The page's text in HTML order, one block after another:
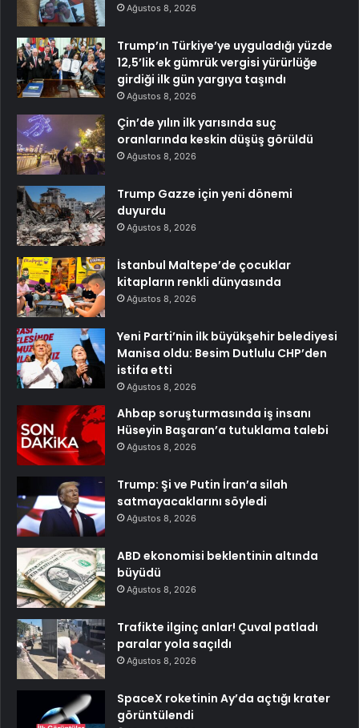
Ağustos 8, 2026
Trump’ın Türkiye’ye uyguladığı yüzde
12,5’lik ek gümrük vergisi yürürlüğe
girdiği ilk gün yargıya taşındı
Ağustos 8, 2026
Çin’de yılın ilk yarısında suç
oranlarında keskin düşüş görüldü
Ağustos 8, 2026
Trump Gazze için yeni dönemi
duyurdu
Ağustos 8, 2026
İstanbul Maltepe’de çocuklar
kitapların renkli dünyasında
Ağustos 8, 2026
Yeni Parti’nin ilk büyükşehir belediyesi
Manisa oldu: Besim Dutlulu CHP’den
istifa etti
Ağustos 8, 2026
Ahbap soruşturmasında iş insanı
Hüseyin Başaran’a tutuklama talebi
Ağustos 8, 2026
Trump: Şi ve Putin İran’a silah
satmayacaklarını söyledi
Ağustos 8, 2026
ABD ekonomisi beklentinin altında
büyüdü
Ağustos 8, 2026
Trafikte ilginç anlar! Çuval patladı
paralar yola saçıldı
Ağustos 8, 2026
SpaceX roketinin Ay’da açtığı krater
görüntülendi